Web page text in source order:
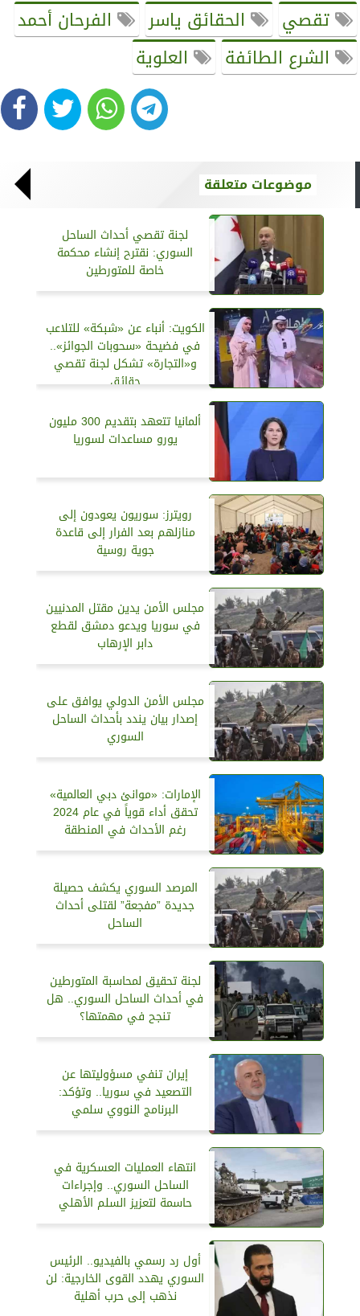
تقصي
الحقائق ياسر
الفرحان أحمد
الشرع الطائفة
العلوية
موضوعات متعلقة
لجنة تقصي أحداث الساحل
السوري: نقترح إنشاء محكمة
خاصة للمتورطين
الكويت: أنباء عن «شبكة» للتلاعب
في فضيحة «سحوبات الجوائز»..
و«التجارة» تشكل لجنة تقصي
حقائق
ألمانيا تتعهد بتقديم 300 مليون
يورو مساعدات لسوريا
رويترز: سوريون يعودون إلى
منازلهم بعد الفرار إلى قاعدة
جوية روسية
مجلس الأمن يدين مقتل المدنيين
في سوريا ويدعو دمشق لقطع
دابر الإرهاب
مجلس الأمن الدولي يوافق على
إصدار بيان يندد بأحداث الساحل
السوري
الإمارات: «موانئ دبي العالمية»
تحقق أداء قوياً في عام 2024
رغم الأحداث في المنطقة
المرصد السوري يكشف حصيلة
جديدة ”مفجعة” لقتلى أحداث
الساحل
لجنة تحقيق لمحاسبة المتورطين
في أحداث الساحل السوري.. هل
تنجح في مهمتها؟
إيران تنفي مسؤوليتها عن
التصعيد في سوريا.. وتؤكد:
البرنامج النووي سلمي
انتهاء العمليات العسكرية في
الساحل السوري.. وإجراءات
حاسمة لتعزيز السلم الأهلي
أول رد رسمي بالفيديو.. الرئيس
السوري يهدد القوى الخارجية: لن
نذهب إلى حرب أهلية